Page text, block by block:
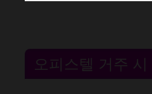
오피스텔 거주 시